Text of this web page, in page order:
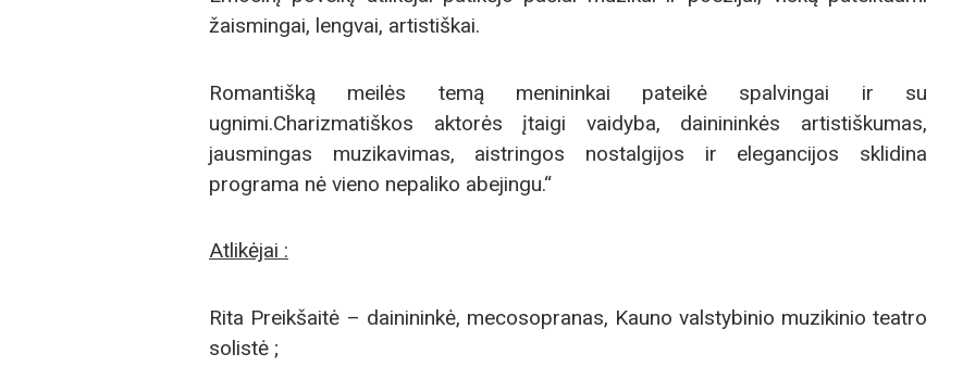
žaismingai, lengvai, artistiškai.
Romantišką meilės temą menininkai pateikė spalvingai ir su
ugnimi.Charizmatiškos aktorės įtaigi vaidyba, dainininkės artistiškumas,
jausmingas muzikavimas, aistringos nostalgijos ir elegancijos sklidina
programa nė vieno nepaliko abejingu.“
Atlikėjai :
Rita Preikšaitė – dainininkė, mecosopranas, Kauno valstybinio muzikinio teatro
solistė ;